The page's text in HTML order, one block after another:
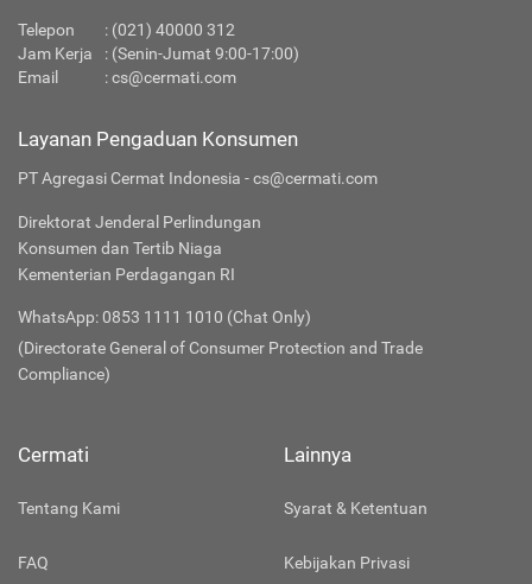
Telepon : (021) 40000 312
Jam Kerja
: (Senin-Jumat 9:00-17:00)
Email
:cs@cermati.com
Layanan Pengaduan Konsumen
PT Agregasi Cermat Indonesia - cs@cermati.com
Direktorat Jenderal Perlindungan
Konsumen dan Tertib Niaga
Kementerian Perdagangan RI
WhatsApp: 0853 1111 1010 (Chat Only)
(Directorate General of Consumer Protection and Trade
Compliance)
Cermati
Tentang Kami
FAQ
Lainnya
Syarat & Ketentuan
Kebijakan Privasi